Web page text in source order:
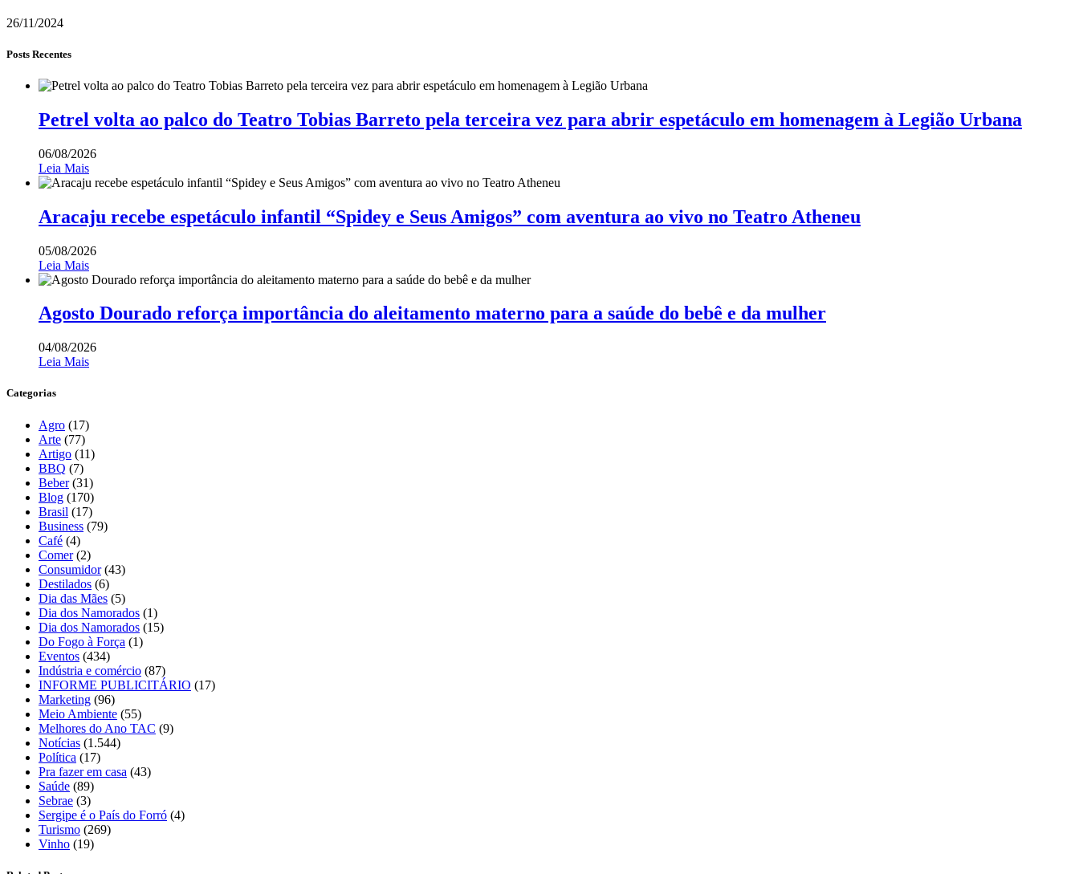
26/11/2024
Posts Recentes
Petrel volta ao palco do Teatro Tobias Barreto pela terceira vez para abrir espetáculo em homenagem à Legião Urbana
06/08/2026
Leia Mais
Aracaju recebe espetáculo infantil “Spidey e Seus Amigos” com aventura ao vivo no Teatro Atheneu
05/08/2026
Leia Mais
Agosto Dourado reforça importância do aleitamento materno para a saúde do bebê e da mulher
04/08/2026
Leia Mais
Categorias
Agro (17)
Arte (77)
Artigo (11)
BBQ (7)
Beber(31)
Blog (170)
Brasil (17)
Business (79)
Café (4)
Comer(2)
Consumidor(43)
Destilados (6)
Dia das Mães (5)
Dia dos Namorados (1)
Dia dos Namorados (15)
Do Fogo à Força (1)
Eventos (434)
Indústria e comércio (87)
INFORME PUBLICITÁRIO (17)
Marketing (96)
Meio Ambiente (55)
Melhores do Ano TAC (9)
Notícias (1.544)
Política (17)
Pra fazer em casa (43)
Saúde (89)
Sebrae (3)
Sergipe é o País do Forró (4)
Turismo (269)
Vinho (19)